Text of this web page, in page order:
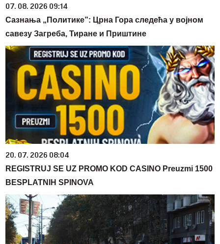
07. 08. 2026 09:14
Сазнања „Политике”: Црна Гора следећа у војном
савезу Загреба, Тиране и Приштине
20. 07. 2026 08:04
REGISTRUJ SE UZ PROMO KOD CASINO Preuzmi 1500
BESPLATNIH SPINOVA